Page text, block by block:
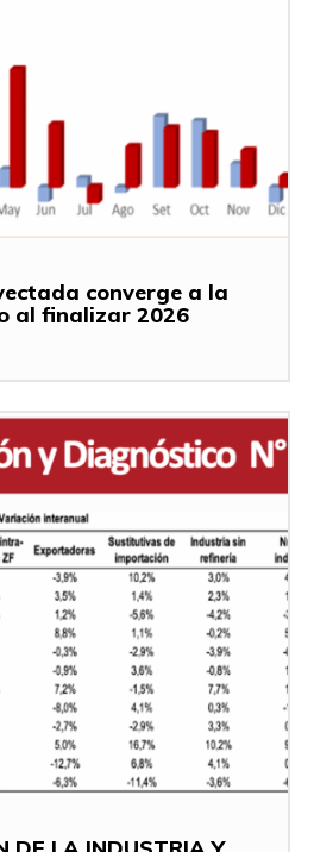
converge a la
al finalizar 2026